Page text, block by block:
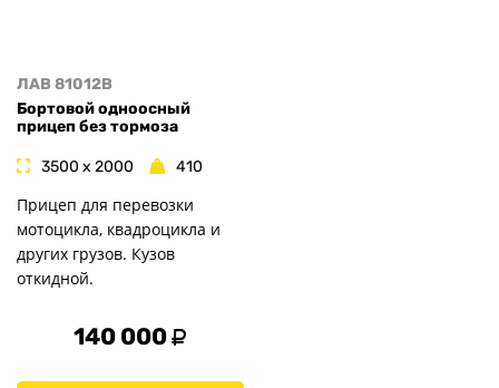
ЛАВ 81012B
Бортовой одноосный
прицеп без тормоза
3500 x 2000 410
Прицеп для перевозки
мотоцикла, квадроцикла и
других грузов. Кузов
откидной.
140 000